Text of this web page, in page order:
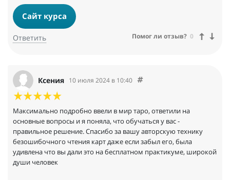
Сайт курса
Ответить Помог ли отзыв? 0
Ксения 10 июля 2024 в 10:40
Максимально подробно ввели в мир таро, ответили на
основные вопросы и я поняла, что обучаться у вас -
правильное решение. Спасибо за вашу авторскую технику
безошибочного чтения карт даже если забыл его, была
удивлена что вы дали это на бесплатном практикуме, широкой
души человек